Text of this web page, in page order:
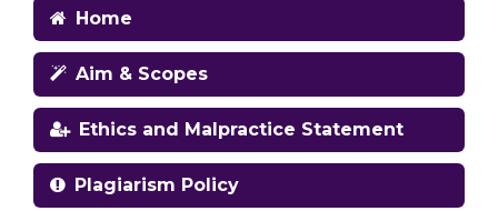
Home
Aim & Scopes
Ethics and Malpractice Statement
Plagiarism Policy